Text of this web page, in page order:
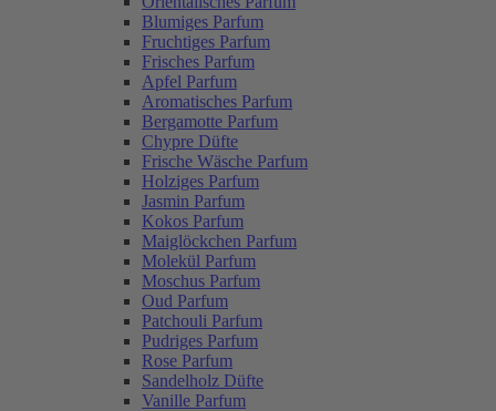
Blumiges Parfum
Fruchtiges Parfum
Frisches Parfum
Apfel Parfum
Aromatisches Parfum
Bergamotte Parfum
Chypre Düfte
Frische Wäsche Parfum
Holziges Parfum
Jasmin Parfum
Kokos Parfum
Maiglöckchen Parfum
Molekül Parfum
Moschus Parfum
Oud Parfum
Patchouli Parfum
Pudriges Parfum
Rose Parfum
Sandelholz Düfte
Vanille Parfum